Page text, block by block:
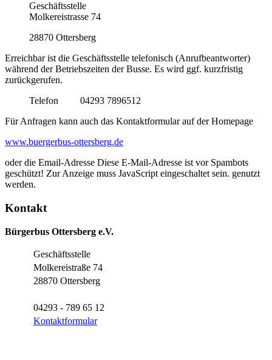
Geschäftsstelle
Molkereistrasse 74
28870 Ottersberg
Erreichbar ist die Geschäftsstelle telefonisch (Anrufbeantworter)
während der Betriebszeiten der Busse. Es wird ggf. kurzfristig
zurückgerufen.
Telefon 04293 7896512
Für Anfragen kann auch das Kontaktformular auf der Homepage
www.buergerbus-ottersberg.de
oder die Email-Adresse Diese E-Mail-Adresse ist vor Spambots
geschützt! Zur Anzeige muss JavaScript eingeschaltet sein. genutzt
werden.
Kontakt
Bürgerbus Ottersberg e.V.
Geschäftsstelle
Molkereistraße 74
28870 Ottersberg
04293 - 789 65 12
Kontaktformular